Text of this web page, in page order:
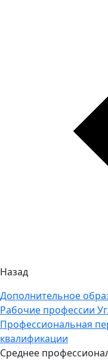
Назад
Дополнительное
Рабочие профессии
Профессиональная
квалификации
Среднее